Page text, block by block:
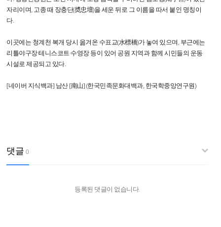
자리이며, 고종 때 장충단(奬忠壇)을 세운 뒤로 그 이름을 따서 붙인 명칭이
다.
이곳에는 청계천 복개 당시 옮겨온 수표교(水標橋)가 놓여 있으며, 부근에는
리틀야구장·테니스코트·수영장 등이 있어 공원 지역과 함께 시민들의 운동
시설로 제공되고 있다.
[네이버 지식백과] 남산 [南山] (한국민족문화대백과, 한국학중앙연구원)
댓글 0
등록된 댓글이 없습니다.